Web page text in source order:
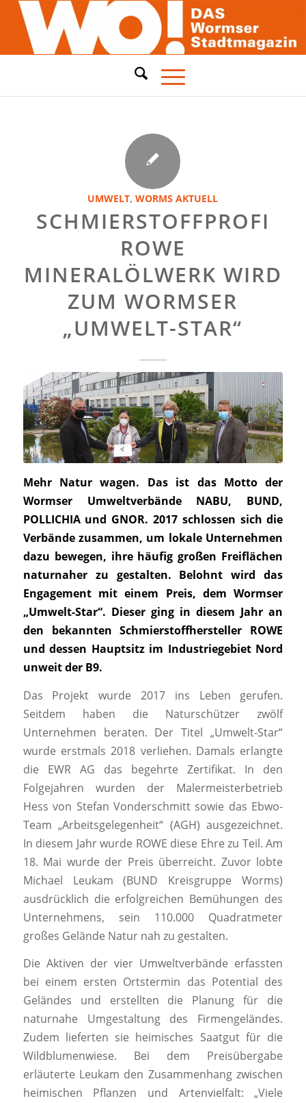
UMWELT,WORMS AKTUELL
SCHMIERSTOFFPROFI
ROWE
MINERALÖLWERK WIRD
ZUM WORMSER
„UMWELT-STAR“
Mehr Natur wagen. Das ist das Motto der
Wormser Umweltverbände NABU, BUND,
POLLICHIA und GNOR. 2017 schlossen sich die
Verbände zusammen, um lokale Unternehmen
dazu bewegen, ihre häufig großen Freiflächen
naturnaher zu gestalten. Belohnt wird das
Engagement mit einem Preis, dem Wormser
„Umwelt-Star“. Dieser ging in diesem Jahr an
den bekannten Schmierstoffhersteller ROWE
und dessen Hauptsitz im Industriegebiet Nord
unweit der B9.
Das Projekt wurde 2017 ins Leben gerufen.
Seitdem haben die Naturschützer zwölf
Unternehmen beraten. Der Titel „Umwelt-Star“
wurde erstmals 2018 verliehen. Damals erlangte
die EWR AG das begehrte Zertifikat. In den
Folgejahren wurden der Malermeisterbetrieb
Hess von Stefan Vonderschmitt sowie das Ebwo-
Team „Arbeitsgelegenheit“ (AGH) ausgezeichnet.
In diesem Jahr wurde ROWE diese Ehre zu Teil. Am
18. Mai wurde der Preis überreicht. Zuvor lobte
Michael Leukam (BUND Kreisgruppe Worms)
ausdrücklich die erfolgreichen Bemühungen des
Unternehmens, sein 110.000 Quadratmeter
großes Gelände Natur nah zu gestalten.
Die Aktiven der vier Umweltverbände erfassten
bei einem ersten Ortstermin das Potential des
Geländes und erstellten die Planung für die
naturnahe Umgestaltung des Firmengeländes.
Zudem lieferten sie heimisches Saatgut für die
Wildblumenwiese. Bei dem Preisübergabe
erläuterte Leukam den Zusammenhang zwischen
heimischen Pflanzen und Artenvielfalt: „Viele